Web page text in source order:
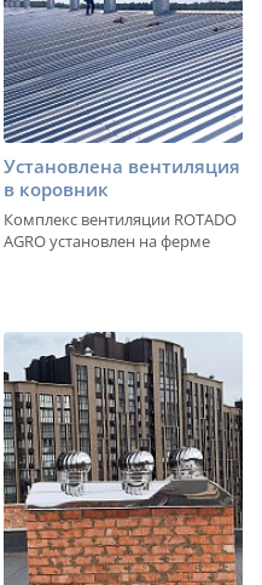
Установлена вентиляция
в коровник
Комплекс вентиляции ROTADO
AGRO установлен на ферме